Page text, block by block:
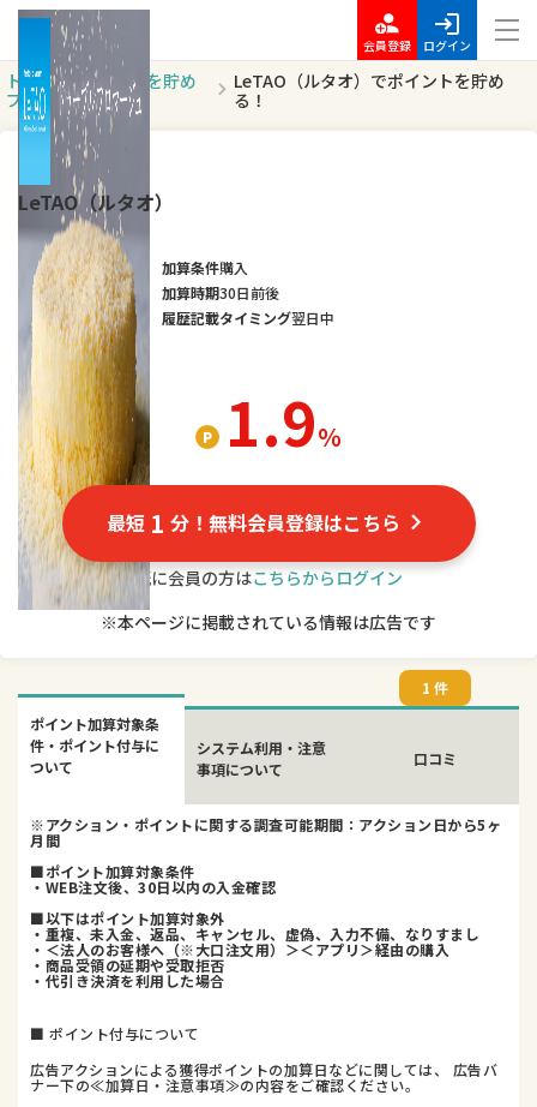
会員登録 ログイン
トッ
プ
ポイントを貯め
る
LeTAO（ルタオ）でポイントを貯め
る！
オススメ
LeTAO（ルタオ）
1.9％
加算条件購入
加算時期30日前後
履歴記載タイミング翌日中
最短 1 分！無料会員登録はこちら
既に会員の方はこちらからログイン
※本ページに掲載されている情報は広告です
ポイント加算対象条
件・ポイント付与に
ついて
システム利用・注意
事項について
口コミ
1 件
※アクション・ポイントに関する調査可能期間：アクション日から5ヶ
月間
■ポイント加算対象条件
・WEB注文後、30日以内の入金確認
■以下はポイント加算対象外
・重複、未入金、返品、キャンセル、虚偽、入力不備、なりすまし
・＜法人のお客様へ（※大口注文用）＞＜アプリ＞経由の購入
・商品受領の延期や受取拒否
・代引き決済を利用した場合
■ ポイント付与について
広告アクションによる獲得ポイントの加算日などに関しては、 広告バ
ナー下の≪加算日・注意事項≫の内容をご確認ください。